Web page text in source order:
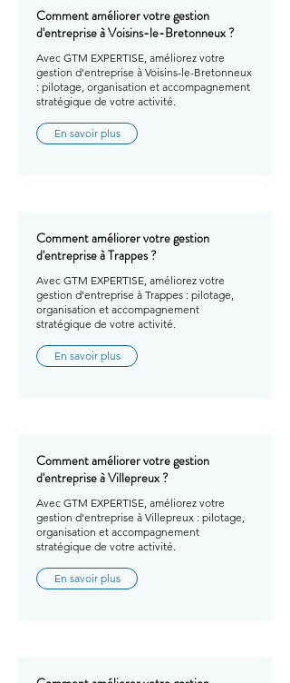
Comment améliorer votre gestion
d'entreprise à Voisins-le-Bretonneux ?
Avec GTM EXPERTISE, améliorez votre
gestion d'entreprise à Voisins-le-Bretonneux
: pilotage, organisation et accompagnement
stratégique de votre activité.
En savoir plus
Comment améliorer votre gestion
d'entreprise à Trappes ?
Avec GTM EXPERTISE, améliorez votre
gestion d'entreprise à Trappes : pilotage,
organisation et accompagnement
stratégique de votre activité.
En savoir plus
Comment améliorer votre gestion
d'entreprise à Villepreux ?
Avec GTM EXPERTISE, améliorez votre
gestion d'entreprise à Villepreux : pilotage,
organisation et accompagnement
stratégique de votre activité.
En savoir plus